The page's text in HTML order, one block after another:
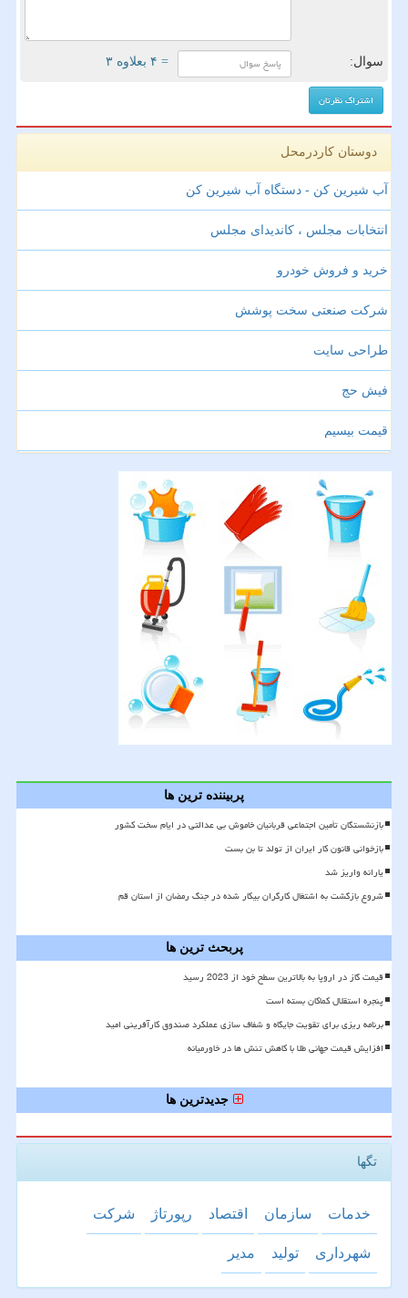
سوال: = ۴ بعلاوه ۳
دوستان کاردرمحل
آب شیرین کن - دستگاه آب شیرین کن
انتخابات مجلس ، کاندیدای مجلس
خرید و فروش خودرو
شرکت صنعتی سخت پوشش
طراحی سایت
فیش حج
قیمت بیسیم
پربیننده ترین ها
بازنشستگان تأمین اجتماعی قربانیان خاموش بی عدالتی در ایام سخت کشور
بازخوانی قانون کار ایران از تولد تا بن بست
یارانه واریز شد
شروع بازگشت به اشتغال کارگران بیکار شده در جنگ رمضان از استان قم
پربحث ترین ها
قیمت گاز در اروپا به بالاترین سطح خود از 2023 رسید
پنجره استقلال کماکان بسته است
برنامه ریزی برای تقویت جایگاه و شفاف سازی عملکرد صندوق کارآفرینی امید
افزایش قیمت جهانی طلا با کاهش تنش ها در خاورمیانه
جدیدترین ها
تگها
خدمات سازمان اقتصاد رپورتاژ شركت
شهرداری تولید مدیر